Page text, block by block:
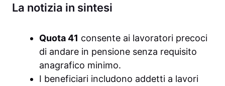
La notizia in sintesi
Quota 41 consente ai lavoratori precoci
di andare in pensione senza requisito
anagrafico minimo.
I beneficiari includono addetti a lavori